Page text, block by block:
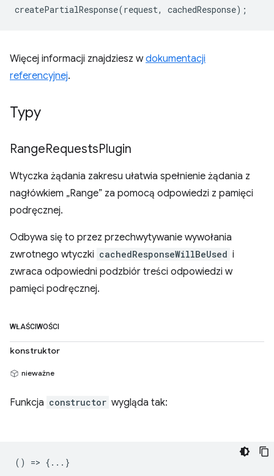
createPartialResponse(request, cachedResponse);
Więcej informacji znajdziesz wdokumentacji
referencyjnej.
Typy
RangeRequestsPlugin
Wtyczka żądania zakresu ułatwia spełnienie żądania z
nagłówkiem „Range” za pomocą odpowiedzi z pamięci
podręcznej.
Odbywa się to przez przechwytywanie wywołania
zwrotnego wtyczki cachedResponseWillBeUsed i
zwraca odpowiedni podzbiór treści odpowiedzi w
pamięci podręcznej.
WŁAŚCIWOŚCI
konstruktor
nieważne
Funkcja constructor wygląda tak:
() => {...}